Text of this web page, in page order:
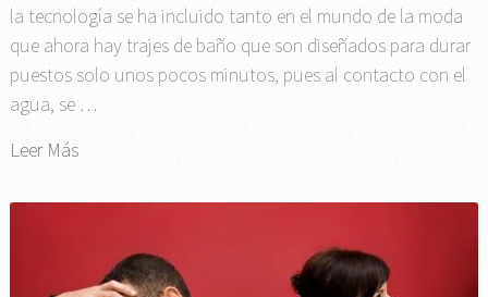
la tecnología se ha incluido tanto en el mundo de la moda
que ahora hay trajes de baño que son diseñados para durar
puestos solo unos pocos minutos, pues al contacto con el
agua, se …
Leer Más